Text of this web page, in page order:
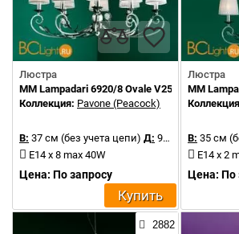
Люстра
MM Lampadari 6920/8 Ovale V2556 With White
Коллекция: Pavone (Peacock)
В: 37 см (без учета цепи) Д: 97 см
E14 x 8 max 40W
Цена: По запросу
Купить
Люстра
MM
В: 35 см
E14 x 2
Цена: По
2882